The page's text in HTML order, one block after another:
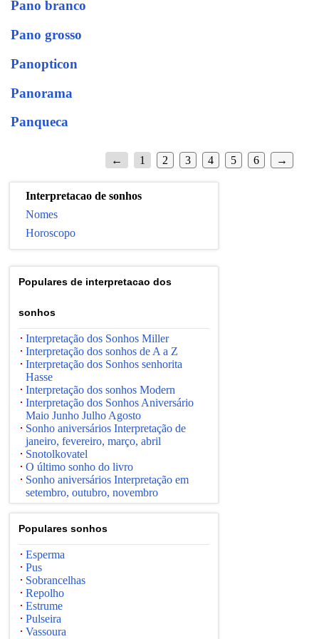
Pano branco
Pano grosso
Panopticon
Panorama
Panqueca
← 1 2 3 4 5 6 →
Interpretacao de sonhos
Nomes
Horoscopo
Populares de interpretacao dos
sonhos
Interpretação dos Sonhos Miller
Interpretação dos sonhos de A a Z
Interpretação dos Sonhos senhorita
Hasse
Interpretação dos sonhos Modern
Interpretação dos Sonhos Aniversário
Maio Junho Julho Agosto
Sonho aniversários Interpretação de
janeiro, fevereiro, março, abril
Snotolkovatel
O último sonho do livro
Sonho aniversários Interpretação em
setembro, outubro, novembro
Populares sonhos
Esperma
Pus
Sobrancelhas
Repolho
Estrume
Pulseira
Vassoura